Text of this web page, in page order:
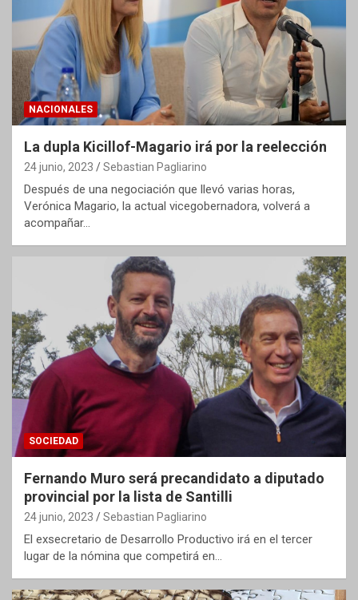
NACIONALES
La dupla Kicillof-Magario irá por la reelección
24 junio, 2023 Sebastian Pagliarino
Después de una negociación que llevó varias horas,
Verónica Magario, la actual vicegobernadora, volverá a
acompañar…
SOCIEDAD
Fernando Muro será precandidato a diputado
provincial por la lista de Santilli
24 junio, 2023 Sebastian Pagliarino
El exsecretario de Desarrollo Productivo irá en el tercer
lugar de la nómina que competirá en…